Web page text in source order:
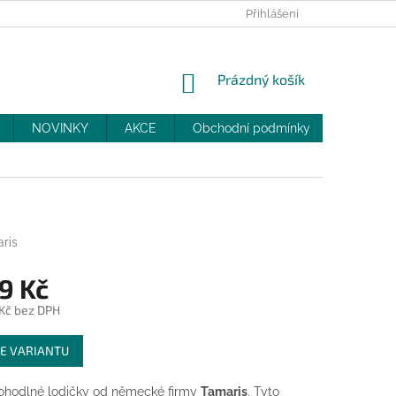
MOJE OBJEDNÁVKA
Přihlášení
NÁKUPNÍ
Prázdný košík
NOVINKY AKCE Obchodní podmínky
Kč
bez DPH
VARIANTU
lodičky od německé firmy Tamaris. Tyto